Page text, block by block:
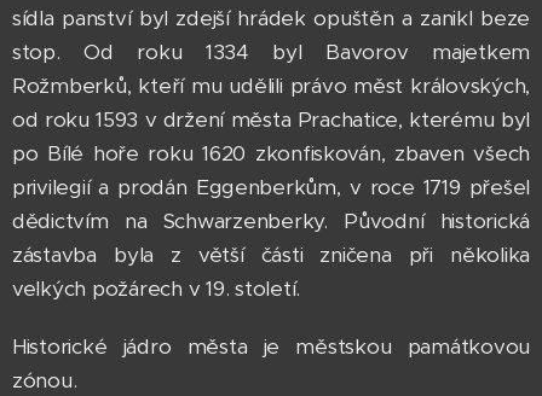
sídla panství byl zdejší hrádek opuštěn a zanikl beze
stop. Od roku 1334 byl Bavorov majetkem
Rožmberků, kteří mu udělili právo měst královských,
od roku 1593 v držení města Prachatice, kterému byl
po Bílé hoře roku 1620 zkonfiskován, zbaven všech
privilegií a prodán Eggenberkům, v roce 1719 přešel
dědictvím na Schwarzenberky. Původní historická
zástavba byla z větší části zničena při několika
velkých požárech v 19. století.
Historické jádro města je městskou památkovou
zónou.